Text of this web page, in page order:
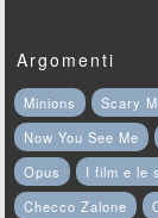
Argomenti
Minions Scary
Now You See Me
Opus
I film e le
Checco Zalone